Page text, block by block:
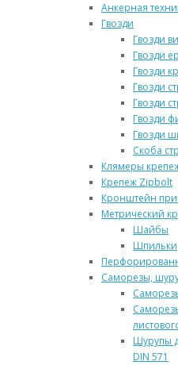
Анкерная
Гвозди
Гвозди
Гвозди
Гвозди
Гвозди
Гвозди
Гвозди
Гвозди
Скоба
Клямеры
Крепеж Zipbolt
Кронштейн
Метрический
Шайбы
Шпильки
Саморезы,
Шурупы
DIN 571